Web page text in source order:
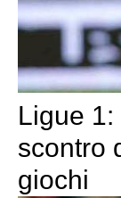
Ligue
scontro
giochi